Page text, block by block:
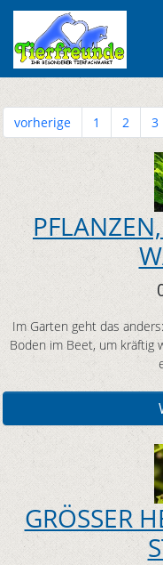
vorherige 1 2 3
Im Garten geht das
Boden im Beet, um kräftig
GRÖSSER